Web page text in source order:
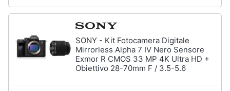
Giocattoli
SONY - Kit Fotocamera Digitale
Mirrorless Alpha 7 IV Nero Sensore
Exmor R CMOS 33 MP 4K Ultra HD +
Obiettivo 28-70mm F / 3.5-5.6